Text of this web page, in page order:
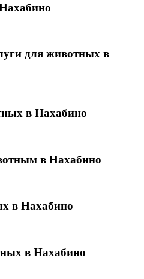
для животных в
в Нахабино
в Нахабино
в Нахабино
в Нахабино